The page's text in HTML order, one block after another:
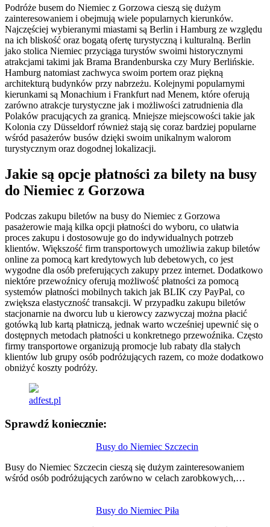
Podróże busem do Niemiec z Gorzowa cieszą się dużym
zainteresowaniem i obejmują wiele popularnych kierunków.
Najczęściej wybieranymi miastami są Berlin i Hamburg ze względu
na ich bliskość oraz bogatą ofertę turystyczną i kulturalną. Berlin
jako stolica Niemiec przyciąga turystów swoimi historycznymi
atrakcjami takimi jak Brama Brandenburska czy Mury Berlińskie.
Hamburg natomiast zachwyca swoim portem oraz piękną
architekturą budynków przy nabrzeżu. Kolejnymi popularnymi
kierunkami są Monachium i Frankfurt nad Menem, które oferują
zarówno atrakcje turystyczne jak i możliwości zatrudnienia dla
Polaków pracujących za granicą. Mniejsze miejscowości takie jak
Kolonia czy Düsseldorf również stają się coraz bardziej popularne
wśród pasażerów busów dzięki swoim unikalnym walorom
turystycznym oraz dogodnej lokalizacji.
Jakie są opcje płatności za bilety na busy
do Niemiec z Gorzowa
Podczas zakupu biletów na busy do Niemiec z Gorzowa
pasażerowie mają kilka opcji płatności do wyboru, co ułatwia
proces zakupu i dostosowuje go do indywidualnych potrzeb
klientów. Większość firm transportowych umożliwia zakup biletów
online za pomocą kart kredytowych lub debetowych, co jest
wygodne dla osób preferujących zakupy przez internet. Dodatkowo
niektóre przewoźnicy oferują możliwość płatności za pomocą
systemów płatności mobilnych takich jak BLIK czy PayPal, co
zwiększa elastyczność transakcji. W przypadku zakupu biletów
stacjonarnie na dworcu lub u kierowcy zazwyczaj można płacić
gotówką lub kartą płatniczą, jednak warto wcześniej upewnić się o
dostępnych metodach płatności u konkretnego przewoźnika. Często
firmy transportowe organizują promocje lub rabaty dla stałych
klientów lub grupy osób podróżujących razem, co może dodatkowo
obniżyć koszty podróży.
adfest.pl
Sprawdź koniecznie:
Busy do Niemiec Szczecin
Busy do Niemiec Szczecin cieszą się dużym zainteresowaniem
wśród osób podróżujących zarówno w celach zarobkowych,…
Busy do Niemiec Piła
wpisu